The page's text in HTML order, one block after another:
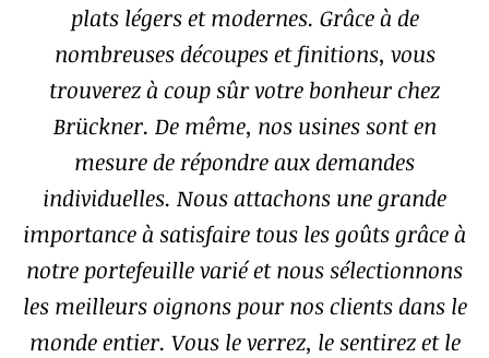
plats légers et modernes. Grâce à de
nombreuses découpes et finitions, vous
trouverez à coup sûr votre bonheur chez
Brückner. De même, nos usines sont en
mesure de répondre aux demandes
individuelles. Nous attachons une grande
importance à satisfaire tous les goûts grâce à
notre portefeuille varié et nous sélectionnons
les meilleurs oignons pour nos clients dans le
monde entier. Vous le verrez, le sentirez et le